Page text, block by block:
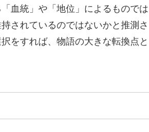
血統」や「地位」によるものでは
されているのではないかと推測さ
をすれば、物語の大きな転換点と